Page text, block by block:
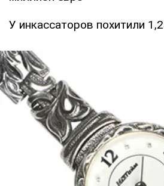
У инкассаторов похитили